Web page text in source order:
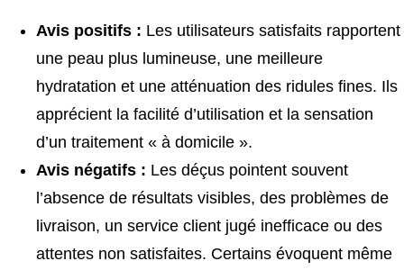
Avis positifs : Les utilisateurs satisfaits rapportent
une peau plus lumineuse, une meilleure
hydratation et une atténuation des ridules fines. Ils
apprécient la facilité d’utilisation et la sensation
d’un traitement « à domicile ».
Avis négatifs : Les déçus pointent souvent
l’absence de résultats visibles, des problèmes de
livraison, un service client jugé inefficace ou des
attentes non satisfaites. Certains évoquent même